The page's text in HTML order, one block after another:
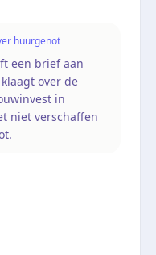
huurgenot
een brief aan
over de
in
niet verschaffen